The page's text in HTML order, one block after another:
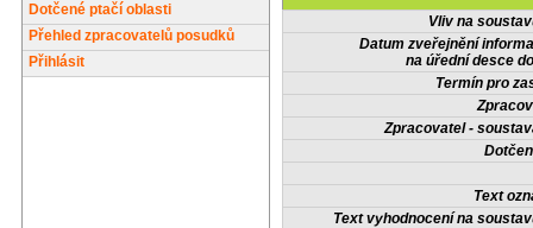
Dotčené ptačí oblasti
Přehled zpracovatelů posudků
Přihlásit
Vliv na
Datum zveřejnění
na úřední desce
Termín pro
Zpracovatel -
Text
Text vyhodnocení na